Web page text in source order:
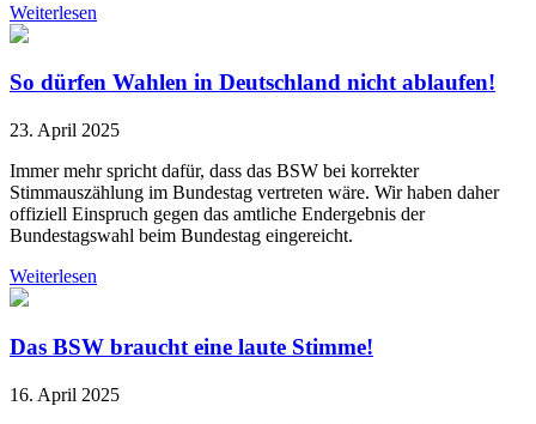
Weiterlesen
So dürfen Wahlen in Deutschland nicht ablaufen!
23. April 2025
Immer mehr spricht dafür, dass das BSW bei korrekter
Stimmauszählung im Bundestag vertreten wäre. Wir haben daher
offiziell Einspruch gegen das amtliche Endergebnis der
Bundestagswahl beim Bundestag eingereicht.
Weiterlesen
Das BSW braucht eine laute Stimme!
16. April 2025